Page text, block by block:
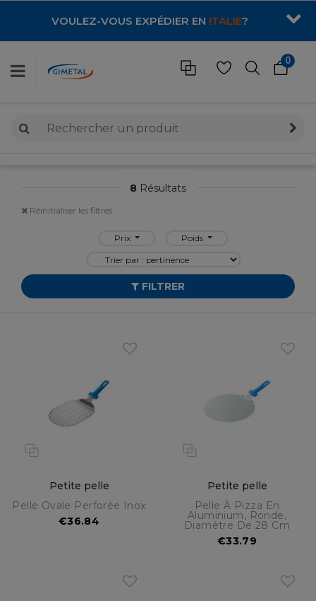
VOULEZ-VOUS EXPÉDIER EN ITALIE?
0
8 Résultats
Réinitialiser les filtres
Prix Poids
FILTRER
Petite pelle
Pelle Ovale Perforée Inox
€36.84
Petite pelle
Pelle À Pizza En
Aluminium, Ronde,
Diamètre De 28 Cm
€33.79